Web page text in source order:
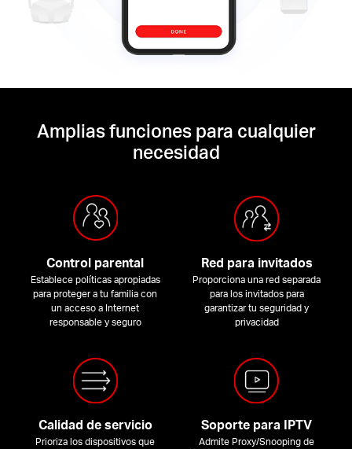
Amplias funciones para cualquier
necesidad
Control parental
Establece políticas apropiadas
para proteger a tu familia con
un acceso a Internet
responsable y seguro
Red para invitados
Proporciona una red separada
para los invitados para
garantizar tu seguridad y
privacidad
Calidad de servicio
Prioriza los dispositivos que
Soporte para IPTV
Admite Proxy/Snooping de